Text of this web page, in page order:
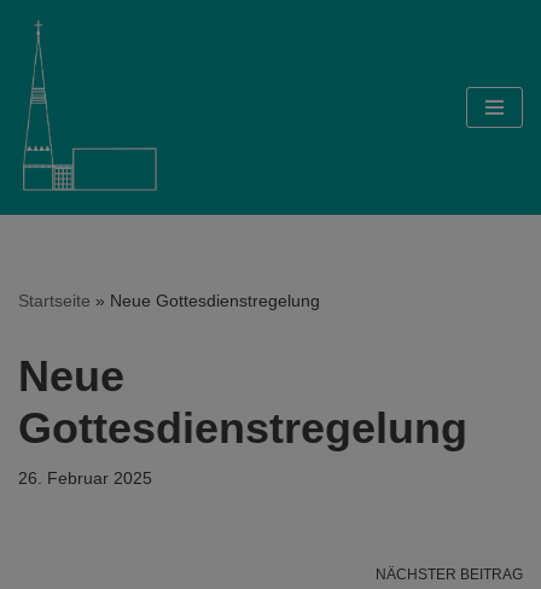
Zum
Inhalt
springen
Startseite » Neue Gottesdienstregelung
Neue
Gottesdienstregelung
26. Februar 2025
NÄCHSTER BEITRAG